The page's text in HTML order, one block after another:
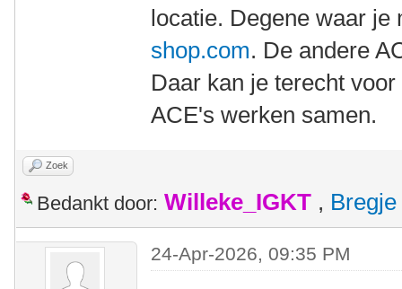
locatie. Degene waar
shop.com. De andere
Daar kan je terecht
ACE's werken samen.
Zoek
Bedankt door: Willeke_IGKT , Bregje
24-Apr-2026, 09:35 PM